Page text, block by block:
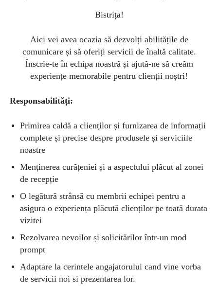
Bistrița!
Aici vei avea ocazia să dezvolți abilitățile de
comunicare și să oferiți servicii de înaltă calitate.
Înscrie-te în echipa noastră și ajută-ne să creăm
experiențe memorabile pentru clienții noștri!
Responsabilități:
Primirea caldă a clienților și furnizarea de informații
complete și precise despre produsele și serviciile
noastre
Menținerea curățeniei și a aspectului plăcut al zonei
de recepție
O legătură strânsă cu membrii echipei pentru a
asigura o experiența plăcută clienților pe toată durata
vizitei
Rezolvarea nevoilor și solicitărilor într-un mod
prompt
Adaptare la cerintele angajatorului cand vine vorba
de servicii noi si prezentarea lor.